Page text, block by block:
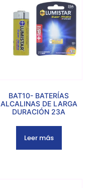
BAT10- BATERÍAS
ALCALINAS DE LARGA
DURACIÓN 23A
Leer más